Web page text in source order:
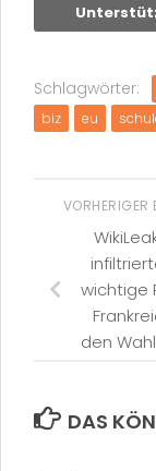
Schlagwörter:
biz
eu
VORHERIGER
wichtige
den
DAS